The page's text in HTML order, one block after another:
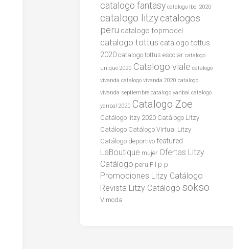
catalogo fantasy catalogo lbel 2020
catalogo litzycatalogos
peru catalogo topmodel
catalogo tottus catalogo tottus
2020 catalogo tottus escolar catalogo
unique 2020 Catalogo viale catalogo
vivanda catalogo vivanda 2020 catalogo
vivanda septiembre catalogo yanbal catalogo
yanbal 2020 Catalogo Zoe
Catálogo litzy 2020 Catálogo Litzy
Catálogo Catálogo Virtual Litzy
Catálogo deportivo featured
LaBoutique mujer Ofertas Litzy
Catálogo peru P l p p
Promociones Litzy Catálogo
Revista Litzy Catálogo sokso
Vimoda